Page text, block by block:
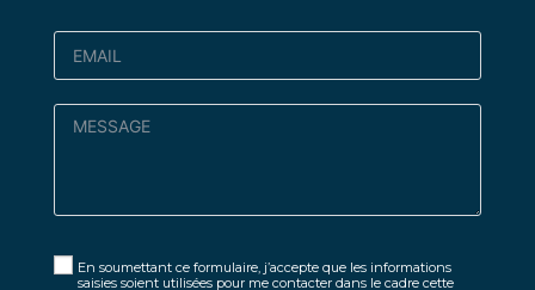
En soumettant ce formulaire, j’accepte que les informations
saisies soient utilisées pour me contacter dans le cadre cette